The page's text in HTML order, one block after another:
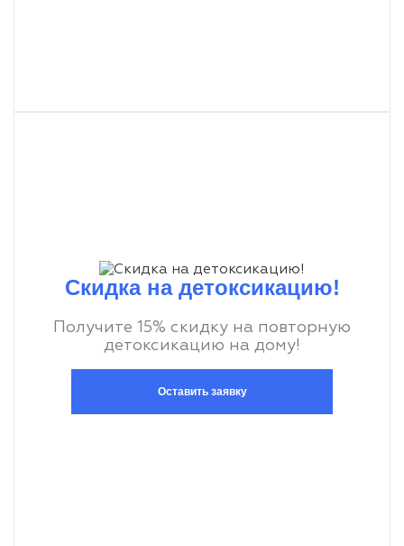
Скидка на детоксикацию!
Получите 15% скидку на повторную
детоксикацию на дому!
Оставить заявку